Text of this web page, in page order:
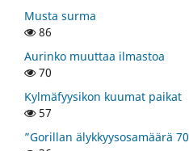
Musta surma
86
Aurinko muuttaa ilmastoa
70
Kylmäfyysikon kuumat paikat
57
”Gorillan älykkyysosamäärä